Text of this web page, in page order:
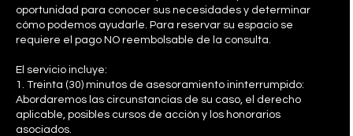
oportunidad para conocer sus necesidades y determinar
cómo podemos ayudarle. Para reservar su espacio se
requiere el pago NO reembolsable de la consulta.
El servicio incluye:
1. Treinta (30) minutos de asesoramiento ininterrumpido:
Abordaremos las circunstancias de su caso, el derecho
aplicable, posibles cursos de acción y los honorarios
asociados.